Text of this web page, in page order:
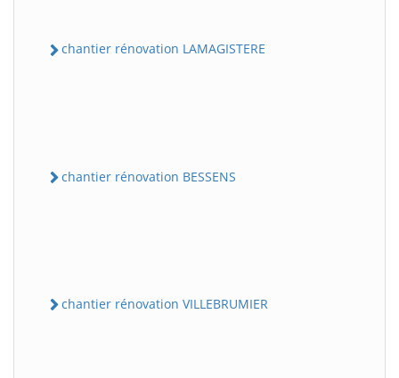
chantier rénovation LAMAGISTERE
chantier rénovation BESSENS
chantier rénovation VILLEBRUMIER